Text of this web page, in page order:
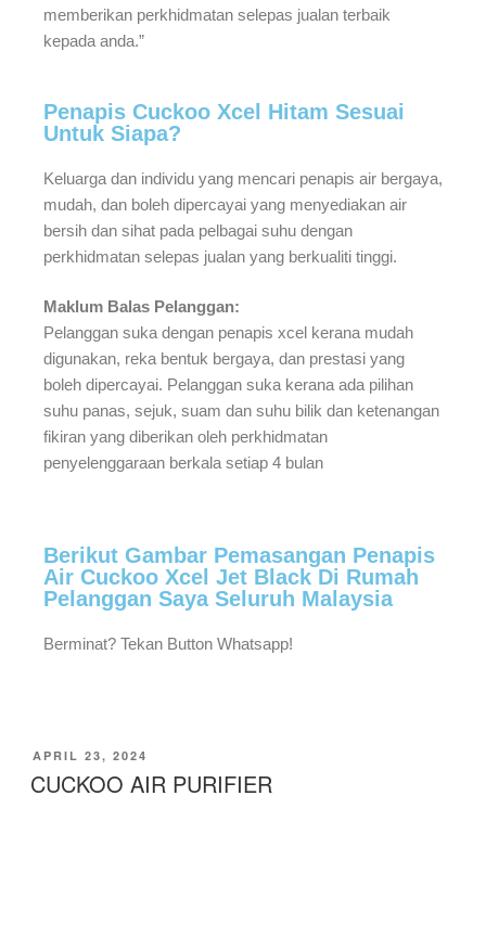
memberikan perkhidmatan selepas jualan terbaik
kepada anda.”
Penapis Cuckoo Xcel Hitam Sesuai
Untuk Siapa?
Keluarga dan individu yang mencari penapis air bergaya,
mudah, dan boleh dipercayai yang menyediakan air
bersih dan sihat pada pelbagai suhu dengan
perkhidmatan selepas jualan yang berkualiti tinggi.
Maklum Balas Pelanggan:
Pelanggan suka dengan penapis xcel kerana mudah
digunakan, reka bentuk bergaya, dan prestasi yang
boleh dipercayai. Pelanggan suka kerana ada pilihan
suhu panas, sejuk, suam dan suhu bilik dan ketenangan
fikiran yang diberikan oleh perkhidmatan
penyelenggaraan berkala setiap 4 bulan
Berikut Gambar Pemasangan Penapis
Air Cuckoo Xcel Jet Black Di Rumah
Pelanggan Saya Seluruh Malaysia
Berminat? Tekan Button Whatsapp!
APRIL 23, 2024
CUCKOO AIR PURIFIER